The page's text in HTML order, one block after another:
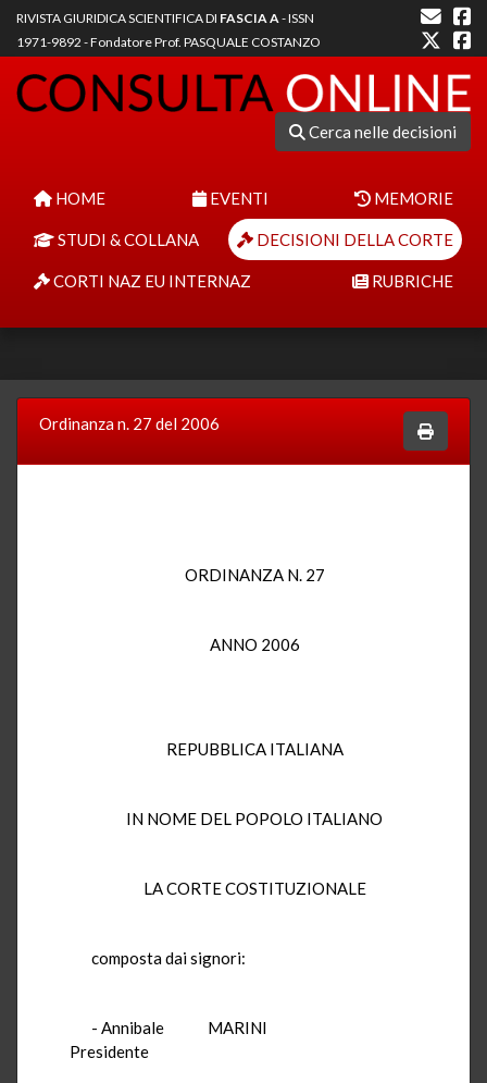
RIVISTA GIURIDICA SCIENTIFICA DI FASCIA A- ISSN
1971-9892 - Fondatore Prof. PASQUALE COSTANZO
Cerca nelle decisioni
HOME EVENTI MEMORIE
STUDI & COLLANA DECISIONI DELLA CORTE
CORTI NAZ EU INTERNAZ RUBRICHE
Ordinanza n. 27 del 2006
ORDINANZA N. 27
ANNO 2006
REPUBBLICA ITALIANA
IN NOME DEL POPOLO ITALIANO
LA CORTE COSTITUZIONALE
composta dai signori:
- Annibale MARINI
Presidente